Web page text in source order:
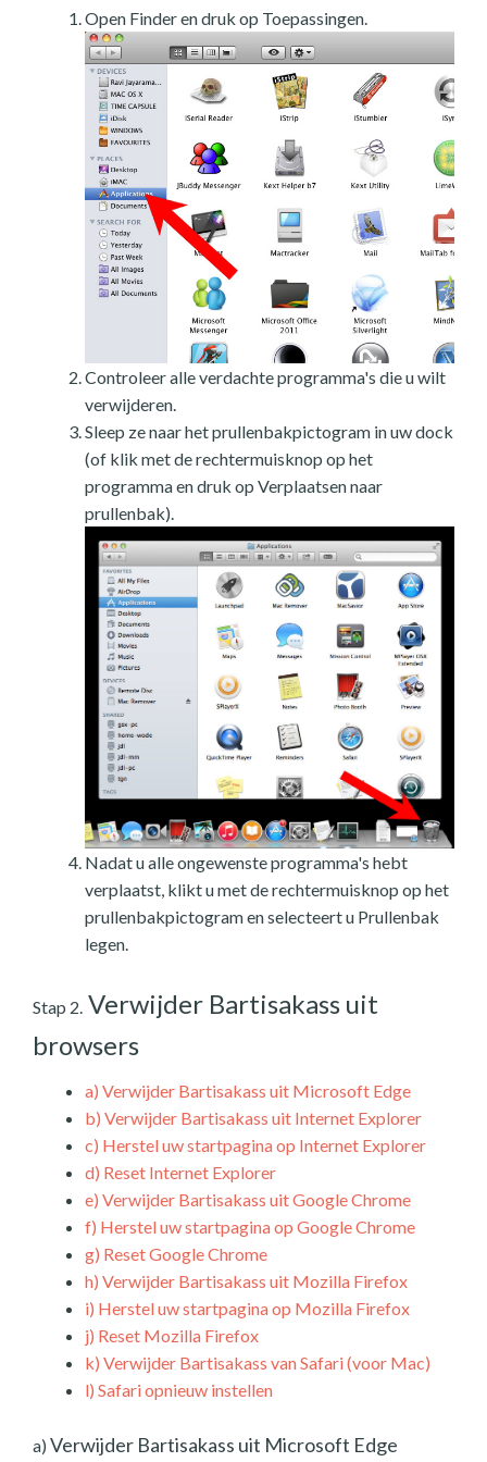
Open Finder en druk op Toepassingen.
Controleer alle verdachte programma's die u wilt
verwijderen.
Sleep ze naar het prullenbakpictogram in uw dock
(of klik met de rechtermuisknop op het
programma en druk op Verplaatsen naar
prullenbak).
Nadat u alle ongewenste programma's hebt
verplaatst, klikt u met de rechtermuisknop op het
prullenbakpictogram en selecteert u Prullenbak
legen.
Stap 2. Verwijder Bartisakass uit
browsers
a) Verwijder Bartisakass uit Microsoft Edge
b) Verwijder Bartisakass uit Internet Explorer
c) Herstel uw startpagina op Internet Explorer
d) Reset Internet Explorer
e) Verwijder Bartisakass uit Google Chrome
f) Herstel uw startpagina op Google Chrome
g) Reset Google Chrome
h) Verwijder Bartisakass uit Mozilla Firefox
i) Herstel uw startpagina op Mozilla Firefox
j) Reset Mozilla Firefox
k) Verwijder Bartisakass van Safari (voor Mac)
l) Safari opnieuw instellen
a) Verwijder Bartisakass uit Microsoft Edge